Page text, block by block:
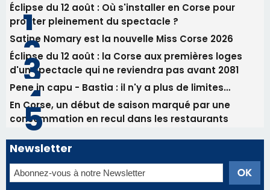
Éclipse du 12 août : Où s'installer en Corse pour
profiter pleinement du spectacle ?
Satine Nomary est la nouvelle Miss Corse 2026
Éclipse du 12 août : la Corse aux premières loges
d'un spectacle qui ne reviendra pas avant 2081
Pene in capu - Bastia : il n'y a plus de limites…
En Corse, un début de saison marqué par une
consommation en recul dans les restaurants
Newsletter